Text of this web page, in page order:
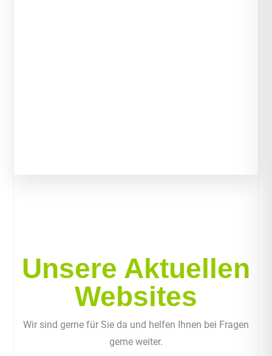
Unsere Aktuellen
Websites
Wir sind gerne für Sie da und helfen Ihnen bei Fragen
gerne weiter.